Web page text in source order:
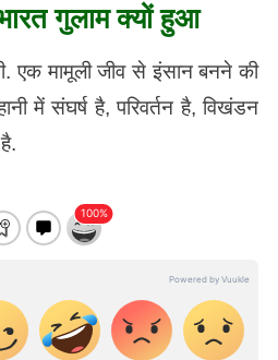
गुलाम क्यों हुआ
एक मामूली जीव से इंसान बनने की
में संघर्ष है, परिवर्तन है, विखंडन